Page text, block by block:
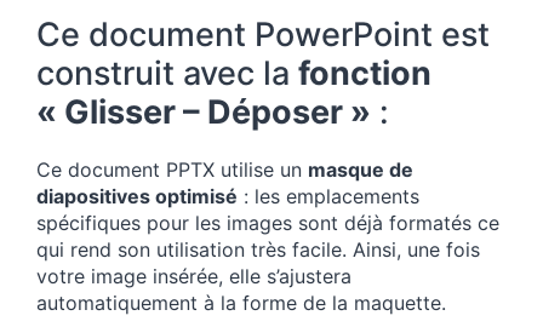
Ce document PowerPoint est
construit avec la fonction
« Glisser – Déposer » :
Ce document PPTX utilise un masque de
diapositives optimisé : les emplacements
spécifiques pour les images sont déjà formatés ce
qui rend son utilisation très facile. Ainsi, une fois
votre image insérée, elle s’ajustera
automatiquement à la forme de la maquette.